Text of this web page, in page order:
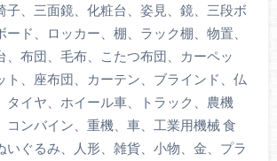
子、三面鏡、化粧台、姿見、鏡、三段ボ
ード、ロッカー、棚、ラック棚、物置、
、布団、毛布、こたつ布団、カーペッ
ト、座布団、カーテン、ブラインド、仏
タイヤ、ホイール車、トラック、農機
コンバイン、重機、車、工業用機械 食
いぐるみ、人形、雑貨、小物、金、プラ